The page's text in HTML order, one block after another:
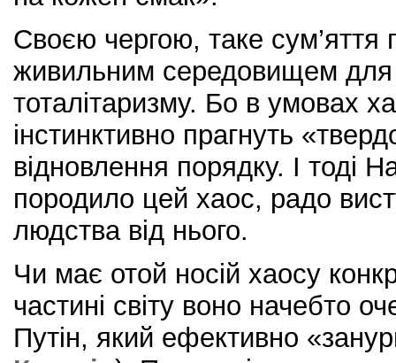
Своєю чергою, таке сум’яття
живильним середовищем для
тоталітаризму. Бо в умовах
інстинктивно прагнуть
відновлення порядку. І тоді
породило цей хаос, радо
людства від нього.
Чи має отой носій хаосу
частині світу воно начебто
Путін, який ефективно